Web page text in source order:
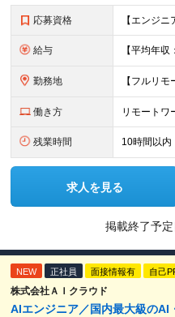
応募資格
給与
勤務地
働き方 リモートワ
残業時間 10時間以内
求人を見る
掲載終了予定
NEW 正社員 面接情報有 自己
株式会社ＡＩクラウド
AIエンジニア／国内最大級の